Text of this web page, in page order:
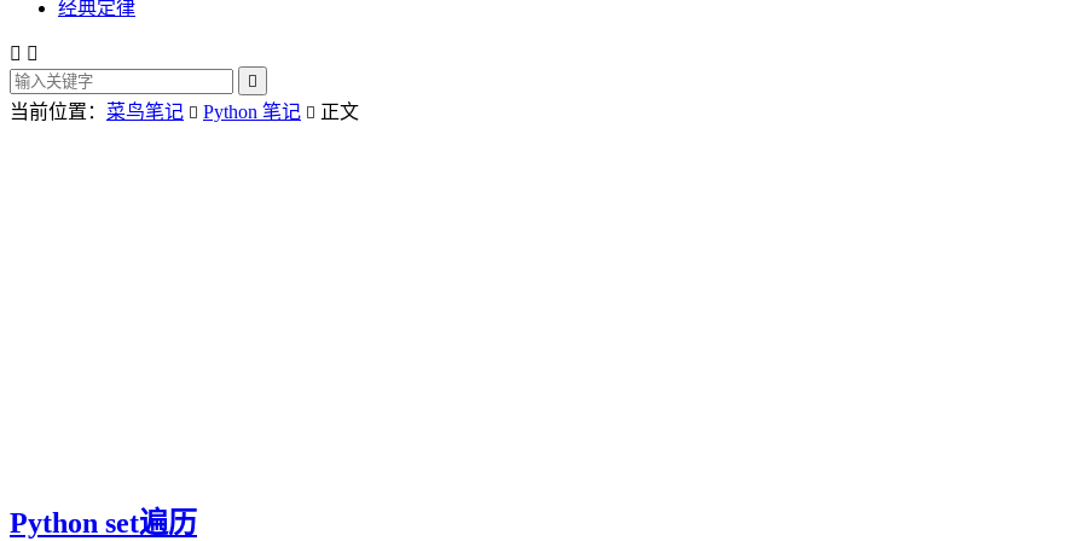
经典定律
 

当前位置： 菜鸟笔记  Python 笔记  正文
Python set遍历